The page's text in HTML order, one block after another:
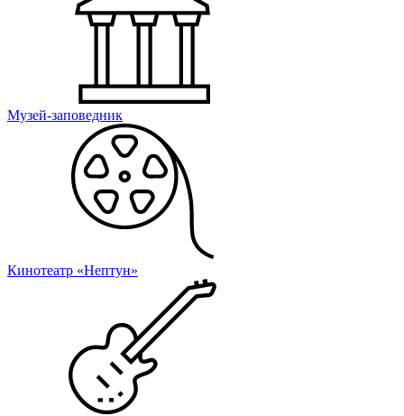
Музей-заповедник
Кинотеатр «Нептун»